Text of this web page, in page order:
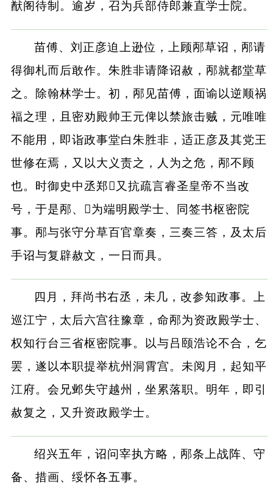
猷阁待制。逾岁，召为兵部侍郎兼直学士院。
苗傅、刘正彦迫上逊位，上顾邴草诏，邴请
得御札而后敢作。朱胜非请降诏赦，邴就都堂草
之。除翰林学士。初，邴见苗傅，面谕以逆顺祸
福之理，且密劝殿帅王元俾以禁旅击贼，元唯唯
不能用，即诣政事堂白朱胜非，适正彦及其党王
世修在焉，又以大义责之，人为之危，邴不顾
也。时御史中丞郑又抗疏言睿圣皇帝不当改
号，于是邴、为端明殿学士、同签书枢密院
事。邴与张守分草百官章奏，三奏三答，及太后
手诏与复辟赦文，一日而具。
四月，拜尚书右丞，未几，改参知政事。上
巡江宁，太后六宫往豫章，命邴为资政殿学士、
权知行台三省枢密院事。以与吕颐浩论不合，乞
罢，遂以本职提举杭州洞霄宫。未阅月，起知平
江府。会兄邺失守越州，坐累落职。明年，即引
赦复之，又升资政殿学士。
绍兴五年，诏问宰执方略，邴条上战阵、守
备、措画、绥怀各五事。